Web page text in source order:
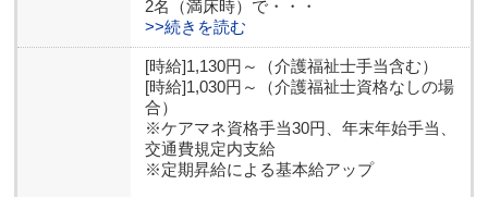
2名（満床時）で・・・
>>続きを読む
[時給]1,130円～（介護福祉士手当含む）
[時給]1,030円～（介護福祉士資格なしの場
合）
※ケアマネ資格手当30円、年末年始手当、
交通費規定内支給
※定期昇給による基本給アップ